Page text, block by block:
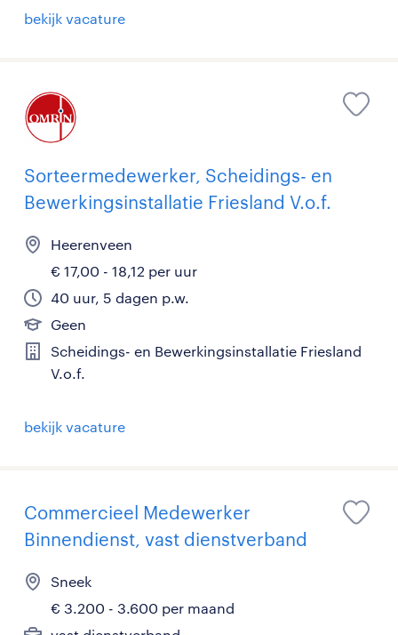
bekijk vacature
Sorteermedewerker, Scheidings- en
Bewerkingsinstallatie Friesland V.o.f.
Heerenveen
€ 17,00 - 18,12 per uur
40 uur, 5 dagen p.w.
Geen
Scheidings- en Bewerkingsinstallatie Friesland
V.o.f.
bekijk vacature
Commercieel Medewerker
Binnendienst, vast dienstverband
Sneek
€ 3.200 - 3.600 per maand